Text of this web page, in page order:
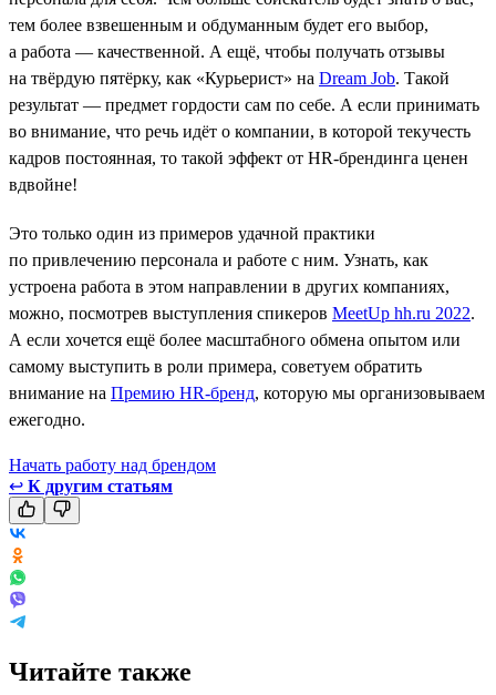
тем более взвешенным и обдуманным будет его выбор,
а работа — качественной. А ещё, чтобы получать отзывы
на твёрдую пятёрку, как «Курьерист» на Dream Job. Такой
результат — предмет гордости сам по себе. А если принимать
во внимание, что речь идёт о компании, в которой текучесть
кадров постоянная, то такой эффект от HR-брендинга ценен
вдвойне!
Это только один из примеров удачной практики
по привлечению персонала и работе с ним. Узнать, как
устроена работа в этом направлении в других компаниях,
можно, посмотрев выступления спикеров MeetUp hh.ru 2022.
А если хочется ещё более масштабного обмена опытом или
самому выступить в роли примера, советуем обратить
внимание на Премию HR-бренд, которую мы организовываем
ежегодно.
Начать работу над брендом
↩ К другим статьям
Читайте также